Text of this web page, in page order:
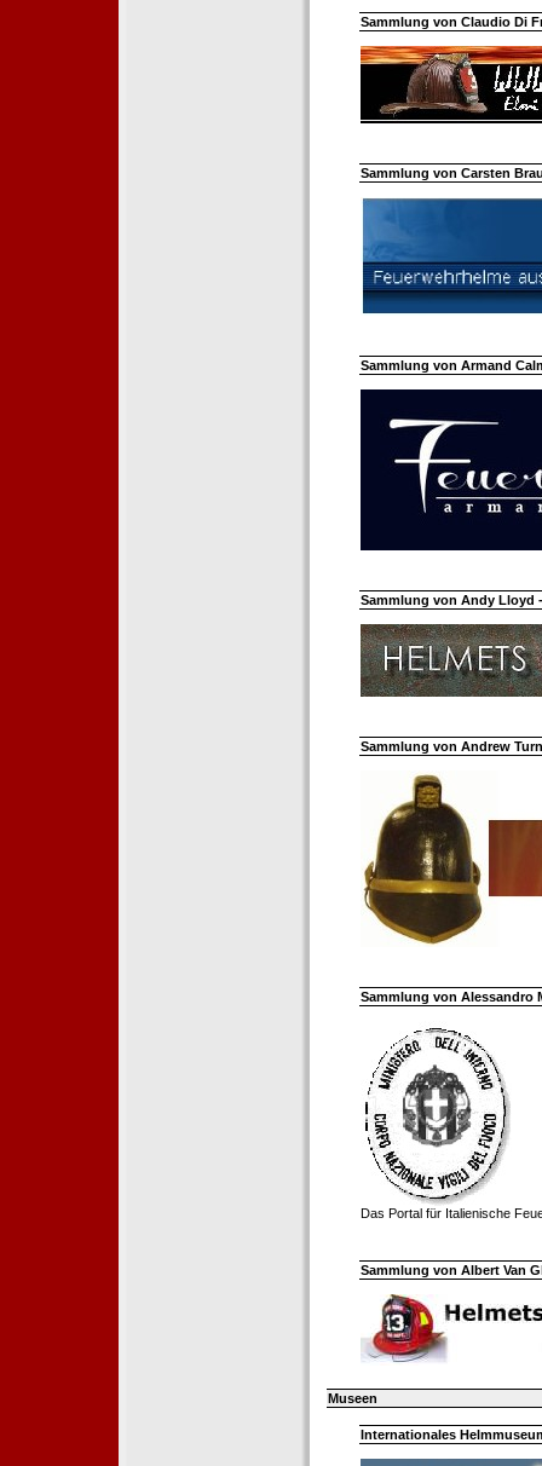
Sammlung von Claudio Di
Sammlung von Carsten
Sammlung von Armand
Sammlung von Andy Lloyd
Sammlung von Andrew
Sammlung von Alessandro
Das Portal für Italienische
Sammlung von Albert Van
Museen
Internationales